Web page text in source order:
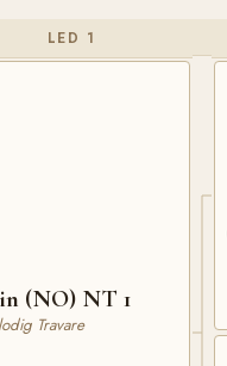
LED 1
(NO) NT 1
Travare